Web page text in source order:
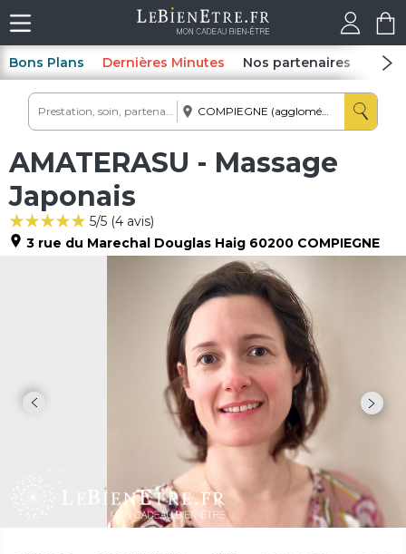
Bons Plans Dernières Minutes Nos partenaires Spas
AMATERASU - Massage
Japonais
5/5 (4 avis)
3 rue du Marechal Douglas Haig 60200 COMPIEGNE